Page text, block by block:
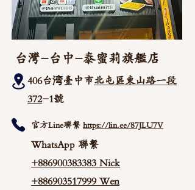
台灣-台中-泰蜜莉旗艦店
406台湾臺中市北屯區東山路一段
372-1號
官方Line聯繫 https://lin.ee/87JLU7V
WhatsApp 聯繫
+886900383383 Nick
+886903517999 Wen